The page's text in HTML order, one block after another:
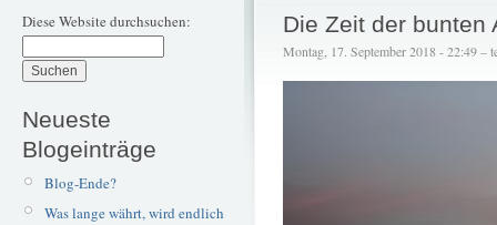
Diese Website durchsuchen:
Neueste
Blogeinträge
Blog-Ende?
Was lange währt, wird endlich
Die Zeit der bunten
Montag, 17. September 2018 - 22:49 –